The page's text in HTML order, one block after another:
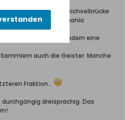
Postkarte mit der Weichselbrücke
5 Pfennig - Germania
in frankophonen Ländern eine
auch die Geister: Manche
Fraktion...
dreisprachig. Das